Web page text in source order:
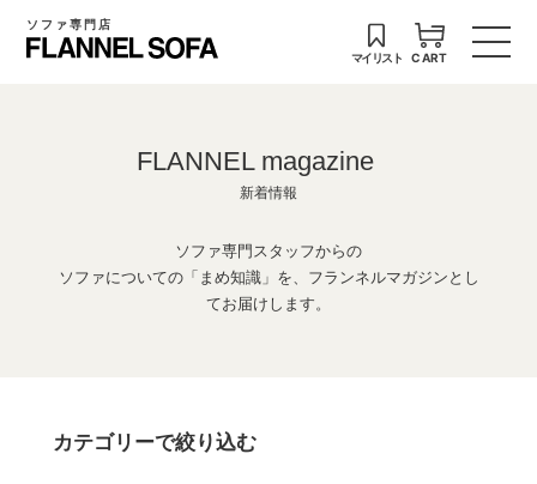
ソファ専門店
マイリスト CART
FLANNEL magazine
新着情報
ソファ専門スタッフからの
ソファについての「まめ知識」を、フランネルマガジンとし
てお届けします。
カテゴリーで絞り込む